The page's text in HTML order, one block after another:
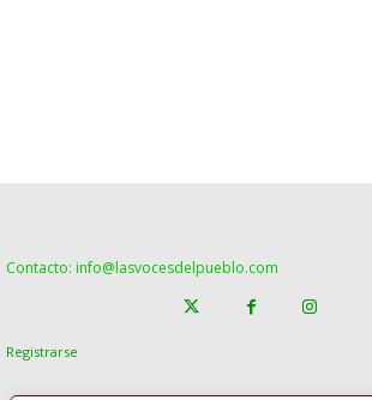
Contacto: info@lasvocesdelpueblo.com
Registrarse